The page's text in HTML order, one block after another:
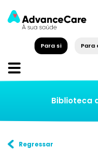
Para si Para
Biblioteca
Regressar